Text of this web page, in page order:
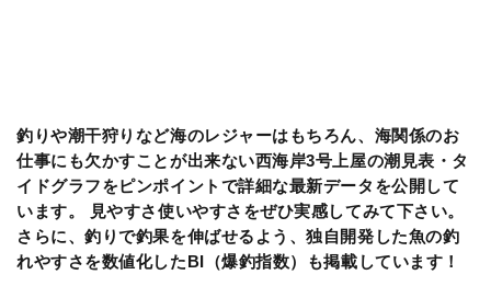
釣りや潮干狩りなど海のレジャーはもちろん、海関係のお
仕事にも欠かすことが出来ない西海岸3号上屋の潮見表・タ
イドグラフをピンポイントで詳細な最新データを公開して
います。 見やすさ使いやすさをぜひ実感してみて下さい。
さらに、釣りで釣果を伸ばせるよう、独自開発した魚の釣
れやすさを数値化したBI（爆釣指数）も掲載しています！